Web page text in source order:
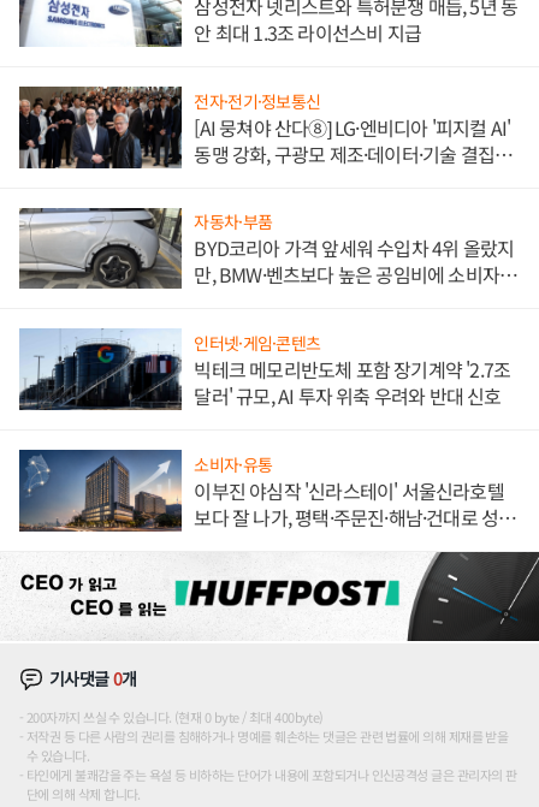
삼성전자 넷리스트와 특허분쟁 매듭, 5년 동
안 최대 1.3조 라이선스비 지급
전자·전기·정보통신
[AI 뭉쳐야 산다⑧] LG·엔비디아 '피지컬 AI'
동맹 강화, 구광모 제조·데이터·기술 결집
자동차·부품
BYD코리아 가격 앞세워 수입차 4위 올랐지
만, BMW·벤츠보다 높은 공임비에 소비자
인터넷·게임·콘텐츠
빅테크 메모리반도체 포함 장기계약 '2.7조
달러' 규모, AI 투자 위축 우려와 반대 신호
소비자·유통
이부진 야심작 '신라스테이' 서울신라호텔
보다 잘 나가, 평택·주문진·해남·건대로 성
기사댓글0개
200자까지 쓰실 수 있습니다. (현재 0 byte / 최대 400byte)
저작권 등 다른 사람의 권리를 침해하거나 명예를 훼손하는 댓글은 관련 법률에 의해 제재를 받을
수 있습니다.
타인에게 불쾌감을 주는 욕설 등 비하하는 단어가 내용에 포함되거나 인신공격성 글은 관리자의 판
단에 의해 삭제 합니다.